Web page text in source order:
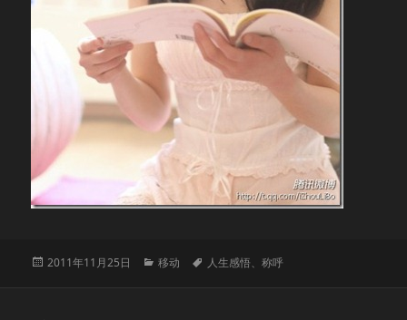
发
2011年11月25日
分
移动
标
人生感悟、称呼